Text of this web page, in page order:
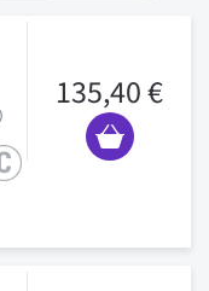
135,40 €